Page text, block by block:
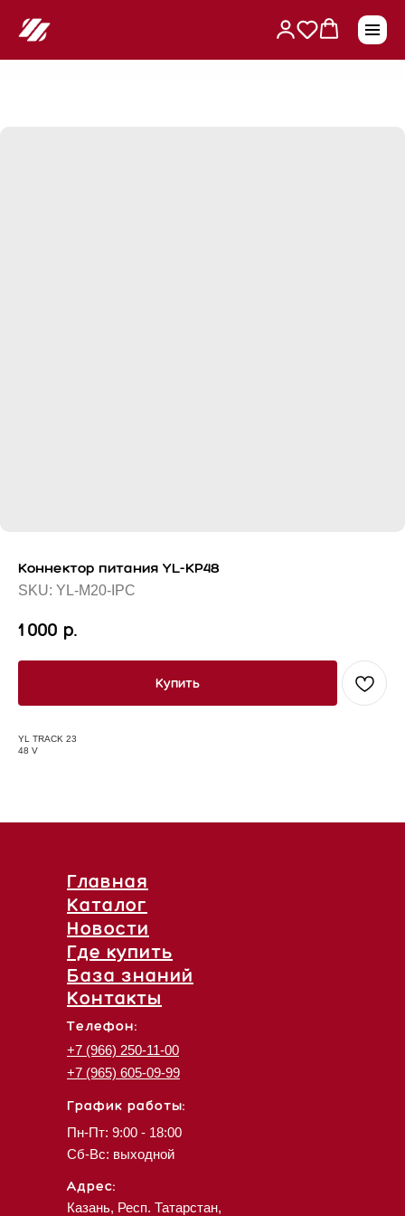
Коннектор питания YL-KP48
SKU: YL-M20-IPC
1 000 р.
Купить
YL TRACK 23
48 V
Главная
Каталог
Где купить
База знаний
Новости
Контакты
Телефон:
График работы:
+7 (966) 250-11-00
+7 (965) 605-09-99
Пн-Пт: 9:00 - 18:00
Сб-Вс: выходной
Адрес:
Казань, Респ. Татарстан,